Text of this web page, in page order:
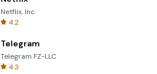
Netflix, Inc.
4.2
Telegram
Telegram FZ-LLC
4.3